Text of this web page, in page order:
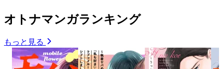
オトナマンガランキング
もっと見る